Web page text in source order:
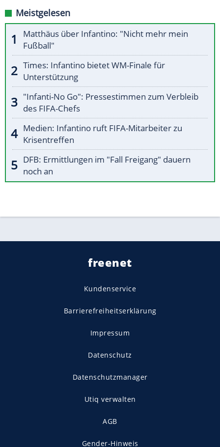
Meistgelesen
Matthäus über Infantino: "Nicht mehr mein
Fußball"
Times: Infantino bietet WM-Finale für
Unterstützung
"Infanti-No Go": Pressestimmen zum Verbleib
des FIFA-Chefs
Medien: Infantino ruft FIFA-Mitarbeiter zu
Krisentreffen
DFB: Ermittlungen im "Fall Freigang" dauern
noch an
freenet
Kundenservice
Barrierefreiheitserklärung
Impressum
Datenschutz
Datenschutzmanager
Utiq verwalten
AGB
Gender-Hinweis